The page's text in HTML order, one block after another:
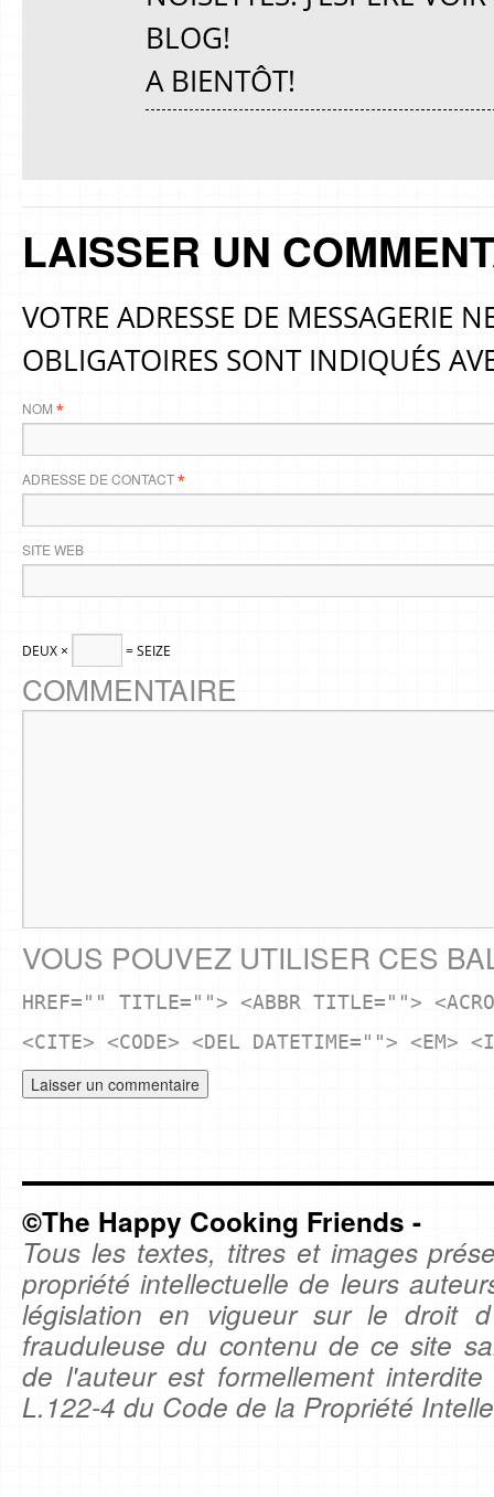
BLOG!
A BIENTÔT!
LAISSER UN
VOTRE ADRESSE DE MESSAGERIE
OBLIGATOIRES SONT INDIQUÉS
NOM *
ADRESSE DE CONTACT*
SITE WEB
DEUX × = SEIZE
COMMENTAIRE
VOUS POUVEZ UTILISER CES
HREF="" TITLE=""> <ABBR TITLE="">
<CITE> <CODE> <DEL DATETIME=""> <EM>
©The Happy Cooking Friends -
Tous les textes, titres et images
propriété intellectuelle de leurs
législation en vigueur sur le droit
frauduleuse du contenu de ce site
de l'auteur est formellement
L.122-4 du Code de la Propriété